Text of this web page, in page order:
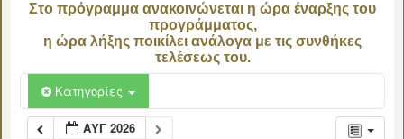
Στο πρόγραμμα ανακοινώνεται η ώρα έναρξης του
προγράμματος,
η ώρα λήξης ποικίλει ανάλογα με τις συνθήκες
τελέσεως του.
Κατηγορίες
ΑΥΓ 2026